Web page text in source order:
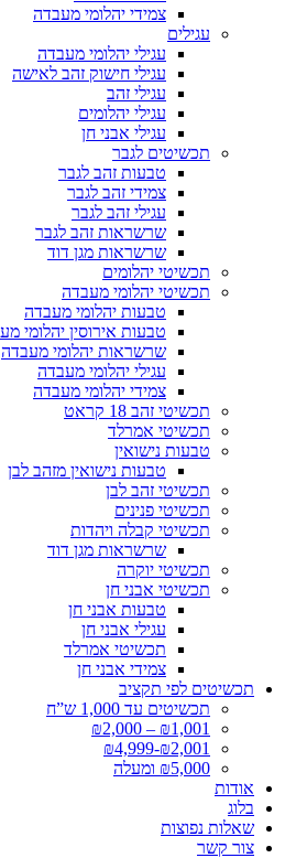
צמידי יהלומי מעבדה
עגילים
עגילי יהלומי מעבדה
עגילי חישוק זהב לאישה
עגילי זהב
עגילי יהלומים
עגילי אבני חן
תכשיטים לגבר
טבעות זהב לגבר
צמידי זהב לגבר
עגילי זהב לגבר
שרשראות זהב לגבר
שרשראות מגן דוד
תכשיטי יהלומים
תכשיטי יהלומי מעבדה
טבעות יהלומי מעבדה
טבעות אירוסין יהלומי
שרשראות יהלומי מעבדה
עגילי יהלומי מעבדה
צמידי יהלומי מעבדה
תכשיטי זהב 18 קראט
תכשיטי אמרלד
טבעות נישואין
טבעות נישואין מזהב לבן
תכשיטי זהב לבן
תכשיטי פנינים
תכשיטי קבלה ויהדות
שרשראות מגן דוד
תכשיטי יוקרה
תכשיטי אבני חן
טבעות אבני חן
עגילי אבני חן
תכשיטי אמרלד
צמידי אבני חן
תכשיטים לפי תקציב
תכשיטים עד 1,000 ש”ח
₪1,001 – ₪2,000
₪2,001-₪4,999
₪5,000 ומעלה
אודות
בלוג
שאלות נפוצות
צור קשר